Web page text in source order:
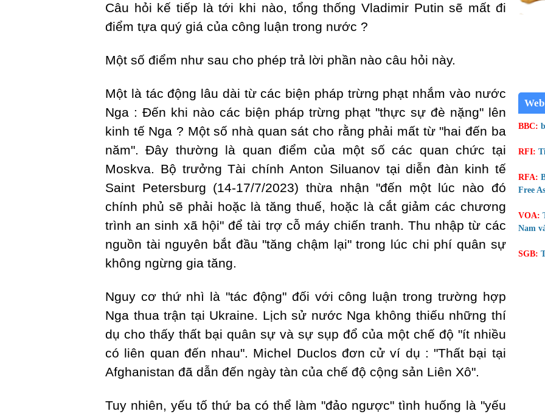
Câu hỏi kế tiếp là tới khi nào, tổng thống Vladimir Putin sẽ mất đi
điểm tựa quý giá của công luận trong nước ?
Một số điểm như sau cho phép trả lời phần nào câu hỏi này.
Một là tác động lâu dài từ các biện pháp trừng phạt nhắm vào nước
Nga : Đến khi nào các biện pháp trừng phạt "thực sự đè nặng" lên
kinh tế Nga ? Một số nhà quan sát cho rằng phải mất từ "hai đến ba
năm". Đây thường là quan điểm của một số các quan chức tại
Moskva. Bộ trưởng Tài chính Anton Siluanov tại diễn đàn kinh tế
Saint Petersburg (14-17/7/2023) thừa nhận "đến một lúc nào đó
chính phủ sẽ phải hoặc là tăng thuế, hoặc là cắt giảm các chương
trình an sinh xã hội" để tài trợ cỗ máy chiến tranh. Thu nhập từ các
nguồn tài nguyên bắt đầu "tăng chậm lại" trong lúc chi phí quân sự
không ngừng gia tăng.
Nguy cơ thứ nhì là "tác động" đối với công luận trong trường hợp
Nga thua trận tại Ukraine. Lịch sử nước Nga không thiếu những thí
dụ cho thấy thất bại quân sự và sự sụp đổ của một chế độ "ít nhiều
có liên quan đến nhau". Michel Duclos đơn cử ví dụ : "Thất bại tại
Afghanistan đã dẫn đến ngày tàn của chế độ cộng sản Liên Xô".
Tuy nhiên, yếu tố thứ ba có thể làm "đảo ngược" tình huống là "yếu
BBC:
RFI:
RFA:
Free
VOA:
Nam
SGB: